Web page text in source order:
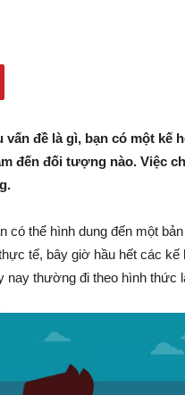
Nghiệp
–
đề là gì, bạn có một kế
đến đối tượng nào. Việc
có thể hình dung đến một
tế, bây giờ hầu hết các kế
nay thường đi theo hình thức